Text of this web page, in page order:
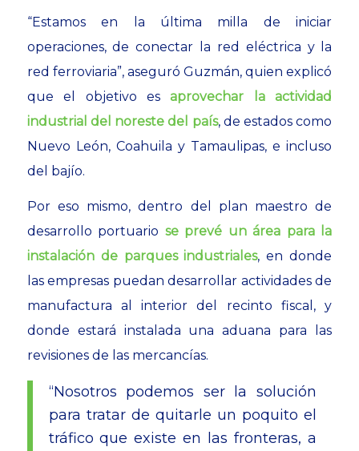
“Estamos en la última milla de iniciar
operaciones, de conectar la red eléctrica y la
red ferroviaria”, aseguró Guzmán, quien explicó
que el objetivo es aprovechar la actividad
industrial del noreste del país, de estados como
Nuevo León, Coahuila y Tamaulipas, e incluso
del bajío.
Por eso mismo, dentro del plan maestro de
desarrollo portuario se prevé un área para la
instalación de parques industriales, en donde
las empresas puedan desarrollar actividades de
manufactura al interior del recinto fiscal, y
donde estará instalada una aduana para las
revisiones de las mercancías.
“Nosotros podemos ser la solución
para tratar de quitarle un poquito el
tráfico que existe en las fronteras, a